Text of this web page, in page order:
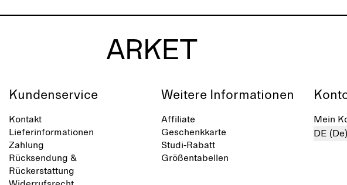
Kundenservice
Kontakt
Lieferinformationen
Zahlung
Rücksendung &
Rückerstattung
Weitere Informationen
Affiliate
Geschenkkarte
Studi-Rabatt
Größentabellen
Mein
DE (De)